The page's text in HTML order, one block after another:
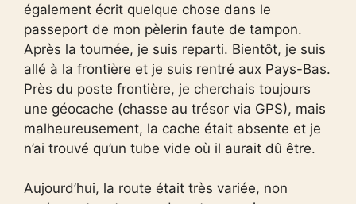
également écrit quelque chose dans le
passeport de mon pèlerin faute de tampon.
Après la tournée, je suis reparti. Bientôt, je suis
allé à la frontière et je suis rentré aux Pays-Bas.
Près du poste frontière, je cherchais toujours
une géocache (chasse au trésor via GPS), mais
malheureusement, la cache était absente et je
n’ai trouvé qu’un tube vide où il aurait dû être.
Aujourd’hui, la route était très variée, non